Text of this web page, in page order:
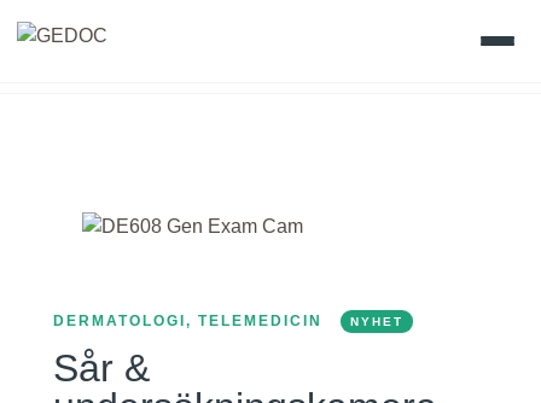
Gedoc Academy
Vision
DERMATOLOGI, TELEMEDICIN NYHET
Sår &